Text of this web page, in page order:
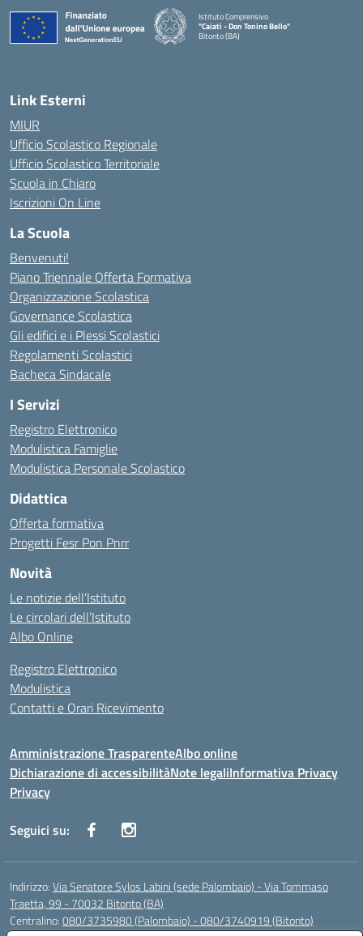
Istituto Comprensivo
"Caiati - Don Tonino Bello"
Bitonto (BA)
Link Esterni
MIUR
Ufficio Scolastico Regionale
Ufficio Scolastico Territoriale
Scuola in Chiaro
Iscrizioni On Line
La Scuola
Benvenuti!
Piano Triennale Offerta Formativa
Organizzazione Scolastica
Governance Scolastica
Gli edifici e i Plessi Scolastici
Regolamenti Scolastici
Bacheca Sindacale
I Servizi
Registro Elettronico
Modulistica Famiglie
Modulistica Personale Scolastico
Didattica
Offerta formativa
Progetti Fesr Pon Pnrr
Novità
Le notizie dell’Istituto
Le circolari dell’Istituto
Albo Online
Registro Elettronico
Modulistica
Contatti e Orari Ricevimento
Amministrazione TrasparenteAlbo online
Dichiarazione di accessibilitàNote legaliInformativa Privacy
Privacy
Seguici su:
Indirizzo:Via Senatore Sylos Labini (sede Palombaio) - Via Tommaso
Traetta, 99 - 70032 Bitonto (BA)
Centralino:080/3735980 (Palombaio) - 080/3740919 (Bitonto)